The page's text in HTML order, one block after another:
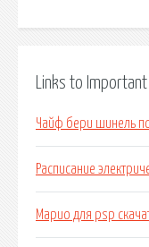
Links to
Чайф бери шинель
Расписание
Марио для psp